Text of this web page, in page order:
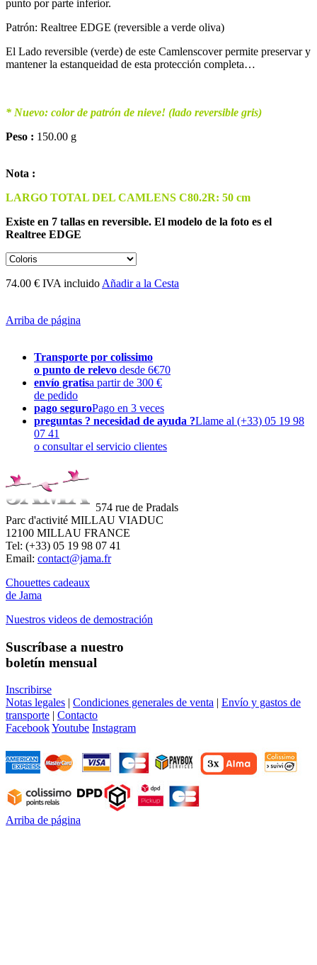
punto por parte inferior.
Patrón: Realtree EDGE (reversible a verde oliva)
El Lado reversible (verde) de este Camlenscover permite preservar y
mantener la estanqueidad de esta protección completa…
* Nuevo: color de patrón de nieve! (lado reversible gris)
Peso : 150.00 g
Nota :
LARGO TOTAL DEL CAMLENS C80.2R: 50 cm
Existe en 7 tallas en reversible. El modelo de la foto es el
Realtree EDGE
74.00 € IVA incluido Añadir a la Cesta
Arriba de página
Transporte por colissimo
o punto de relevo desde 6€70
envío gratisa partir de 300 €
de pedido
pago seguroPago en 3 veces
preguntas ? necesidad de ayuda ?Llame al (+33) 05 19 98
07 41
o consultar el servicio clientes
574 rue de Pradals
Parc d'activité MILLAU VIADUC
12100 MILLAU FRANCE
Tel: (+33) 05 19 98 07 41
Email: contact@jama.fr
Chouettes cadeaux
de Jama
Nuestros videos de demostración
Suscríbase a nuestro
boletín mensual
Inscribirse
Notas legales | Condiciones generales de venta | Envío y gastos de
transporte | Contacto
FacebookYoutube Instagram
Arriba de página